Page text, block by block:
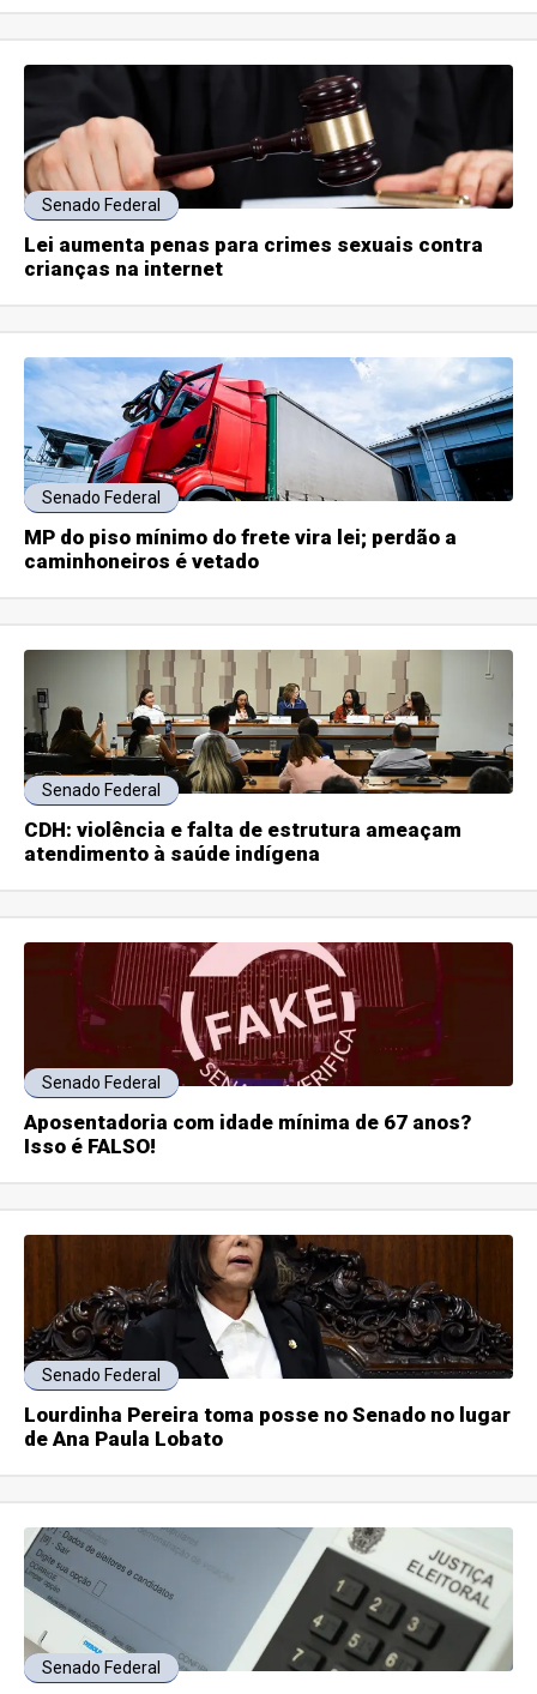
Senado Federal
Lei aumenta penas para crimes sexuais contra
crianças na internet
Senado Federal
MP do piso mínimo do frete vira lei; perdão a
caminhoneiros é vetado
Senado Federal
CDH: violência e falta de estrutura ameaçam
atendimento à saúde indígena
Senado Federal
Aposentadoria com idade mínima de 67 anos?
Isso é FALSO!
Senado Federal
Lourdinha Pereira toma posse no Senado no lugar
de Ana Paula Lobato
Senado Federal